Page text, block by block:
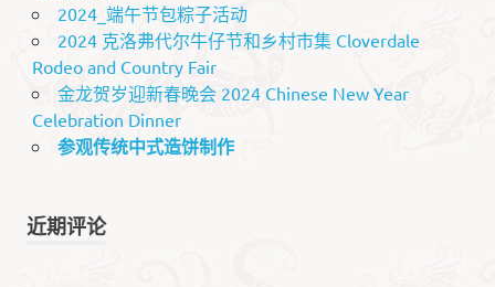
2024_端午节包粽子活动
2024 克洛弗代尔牛仔节和乡村市集 Cloverdale
Rodeo and Country Fair
金龙贺岁迎新春晚会 2024 Chinese New Year
Celebration Dinner
参观传统中式造饼制作
近期评论